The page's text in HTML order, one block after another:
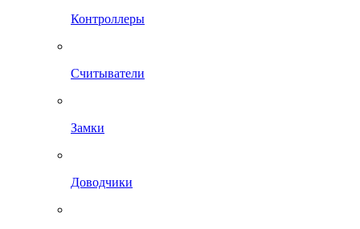
Контроллеры
Считыватели
Замки
Доводчики